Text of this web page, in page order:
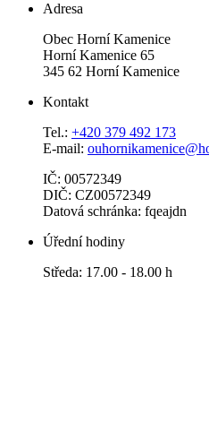
Adresa
Obec Horní Kamenice
Horní Kamenice 65
345 62 Horní Kamenice
Kontakt
Tel.: +420 379 492 173
E-mail:
IČ: 00572349
DIČ: CZ00572349
Datová schránka: fqeajdn
Úřední hodiny
Středa: 17.00 - 18.00 h